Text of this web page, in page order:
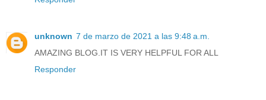
unknown 7 de marzo de 2021 a las 9:48 a.m.
AMAZING BLOG.IT IS VERY HELPFUL FOR ALL
Responder